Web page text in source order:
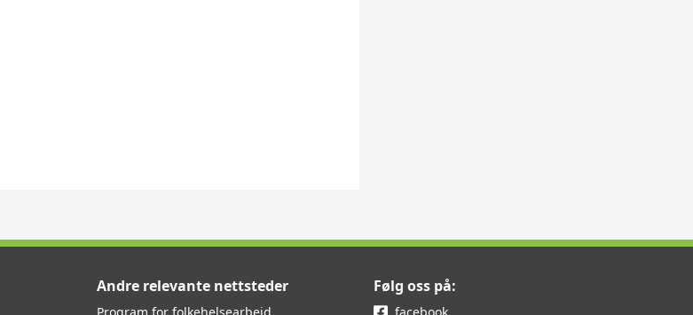
Andre relevante nettsteder Følg oss på: